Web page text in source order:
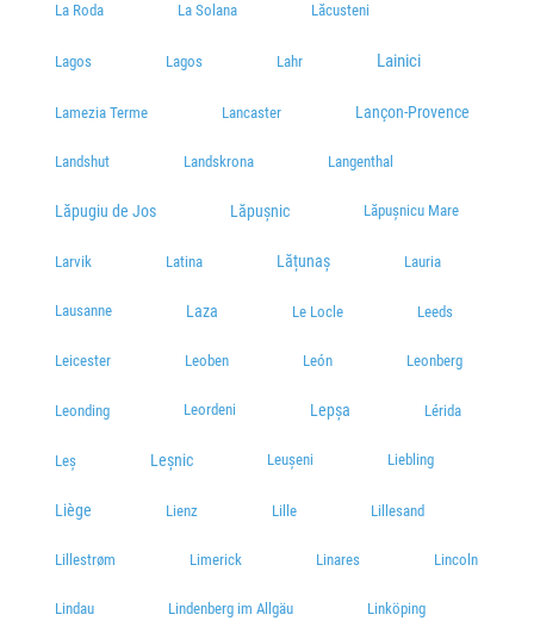
La Roda La Solana Lăcusteni
Lagos Lagos Lahr Lainici
Lamezia Terme Lancaster Lançon-Provence
Landshut Landskrona Langenthal
Lăpugiu de Jos Lăpușnic Lăpușnicu Mare
Larvik Latina Lățunaș Lauria
Lausanne Laza Le Locle Leeds
Leicester Leoben León Leonberg
Leonding Leordeni Lepșa Lérida
Leş Leșnic Leușeni Liebling
Liège Lienz Lille Lillesand
Lillestrøm Limerick Linares Lincoln
Lindau Lindenberg im Allgäu Linköping